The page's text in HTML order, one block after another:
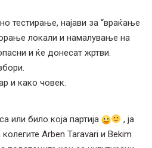
тестирање, најави за “враќање
локали и намалување на
и ќе донесат жртви.
и како човек.
или било која партија
, ја
Arben Taravari и Bekim